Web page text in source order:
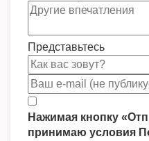
Представьтесь
Нажимая кнопку
принимаю условия